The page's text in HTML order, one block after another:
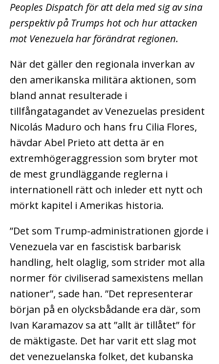
Peoples Dispatch för att dela med sig av sina
perspektiv på Trumps hot och hur attacken
mot Venezuela har förändrat regionen.
När det gäller den regionala inverkan av
den amerikanska militära aktionen, som
bland annat resulterade i
tillfångatagandet av Venezuelas president
Nicolás Maduro och hans fru Cilia Flores,
hävdar Abel Prieto att detta är en
extremhögeraggression som bryter mot
de mest grundläggande reglerna i
internationell rätt och inleder ett nytt och
mörkt kapitel i Amerikas historia.
”Det som Trump-administrationen gjorde i
Venezuela var en fascistisk barbarisk
handling, helt olaglig, som strider mot alla
normer för civiliserad samexistens mellan
nationer”, sade han. ”Det representerar
början på en olycksbådande era där, som
Ivan Karamazov sa att ”allt är tillåtet” för
de mäktigaste. Det har varit ett slag mot
det venezuelanska folket, det kubanska